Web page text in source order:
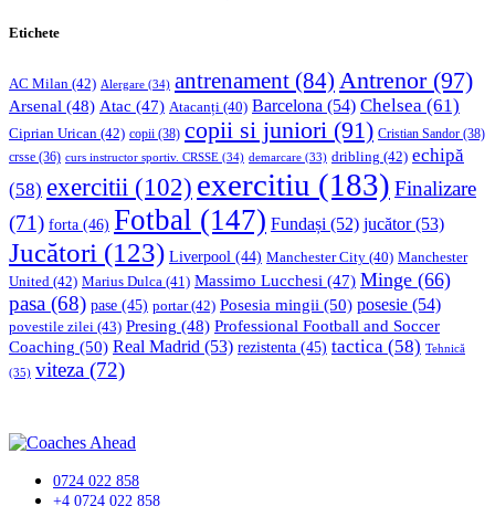
Etichete
AC Milan (42) Alergare (34) antrenament (84) Antrenor(97)
Arsenal (48) Atac (47) Atacanți (40) Barcelona (54) Chelsea (61)
Ciprian Urican (42) copii (38) copii si juniori (91) Cristian Sandor (38)
crsse (36) curs instructor sportiv. CRSSE (34) demarcare (33) dribling (42) echipă
(58) exercitii (102) exercitiu (183) Finalizare
(71) forta (46) Fotbal (147) Fundași (52) jucător(53)
Jucători (123) Liverpool (44) Manchester City (40) Manchester
United (42) Marius Dulca (41) Massimo Lucchesi (47) Minge (66)
pasa (68) pase (45) portar(42) Posesia mingii (50) posesie (54)
povestile zilei (43) Presing (48) Professional Football and Soccer
Coaching (50) Real Madrid (53) rezistenta (45) tactica (58) Tehnică
(35) viteza (72)
0724 022 858
+4 0724 022 858